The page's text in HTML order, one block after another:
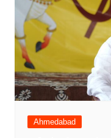
Ahmedabad